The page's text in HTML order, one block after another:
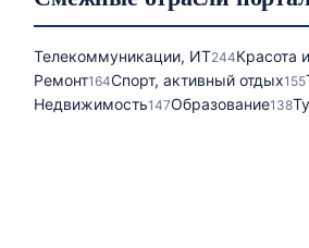
Телекоммуникации, ИТ244Красота
Ремонт164Спорт, активный отдых155
Недвижимость147Образование138